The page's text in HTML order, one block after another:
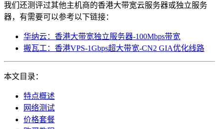
我们还测评过其他主机商的香港大带宽云服务器或独立服务
器，有需要可以参考以下链接：
华纳云：香港大带宽独立服务器-100Mbps带宽
搬瓦工：香港VPS-1Gbps超大带宽-CN2 GIA优化线路
本文目录：
特点概述
网络测试
价格套餐